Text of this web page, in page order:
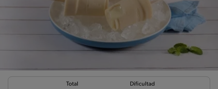
Total Dificultad